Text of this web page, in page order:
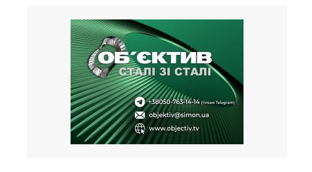
Чугуєва, міста, яке встояло попри
все
21.05.2026
«ТЦК порушує закон? Нехай
платять!» Як завдяки штрафу жінку
виключили з обліку
15.05.2026